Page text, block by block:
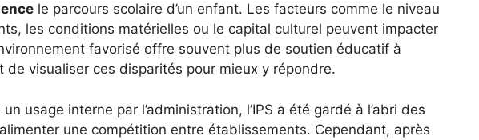
le parcours scolaire d’un enfant. Les facteurs comme le niveau
les conditions matérielles ou le capital culturel peuvent impacter
favorisé offre souvent plus de soutien éducatif à
de visualiser ces disparités pour mieux y répondre.
usage interne par l’administration, l’IPS a été gardé à l’abri des
une compétition entre établissements. Cependant, après